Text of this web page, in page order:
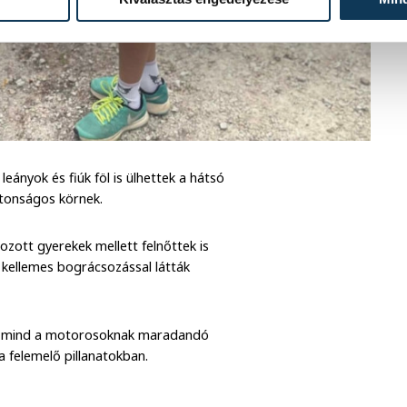
és fiúk föl is ülhettek a hátsó
körnek.
gyerekek mellett felnőttek is
bográcsozással látták
a motorosoknak maradandó
felemelő pillanatokban.